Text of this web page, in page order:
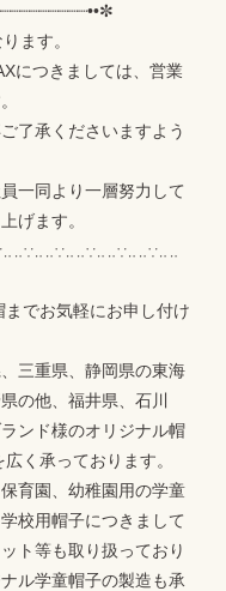
ます。
につきましては、営業
了承くださいますよう
一同より一層努力して
げます。
でお気軽にお申し付け
三重県、静岡県の東海
の他、福井県、石川
ンド様のオリジナル帽
く承っております。
育園、幼稚園用の学童
校用帽子につきまして
ト等も取り扱っており
ル学童帽子の製造も承